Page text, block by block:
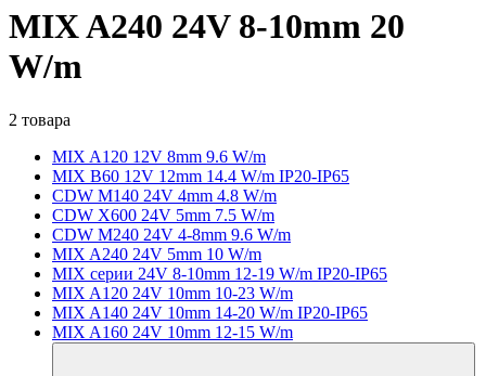
MIX A240 24V 8-10mm 20
W/m
2 товара
MIX A120 12V 8mm 9.6 W/m
MIX B60 12V 12mm 14.4 W/m IP20-IP65
CDW M140 24V 4mm 4.8 W/m
CDW X600 24V 5mm 7.5 W/m
CDW M240 24V 4-8mm 9.6 W/m
MIX A240 24V 5mm 10 W/m
MIX серии 24V 8-10mm 12-19 W/m IP20-IP65
MIX A120 24V 10mm 10-23 W/m
MIX A140 24V 10mm 14-20 W/m IP20-IP65
MIX A160 24V 10mm 12-15 W/m